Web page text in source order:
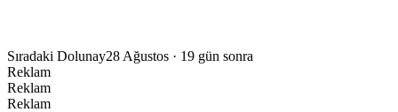
Sıradaki Dolunay28 Ağustos · 19 gün sonra
Reklam
Reklam
Reklam